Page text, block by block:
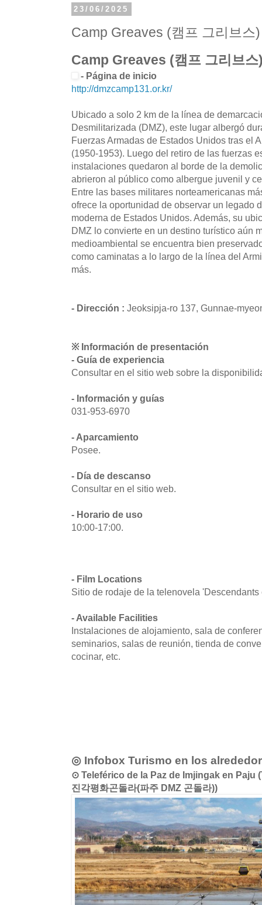
23/06/2025
Camp Greaves (캠프 그리브스)
Camp Greaves (캠프 그리브스
- Página de inicio
http://dmzcamp131.or.kr/
Ubicado a solo 2 km de la línea de
Desmilitarizada (DMZ), este lugar albergó
Fuerzas Armadas de Estados Unidos tras el
(1950-1953). Luego del retiro de las fuerzas
instalaciones quedaron al borde de la
abrieron al público como albergue juvenil y
Entre las bases militares norteamericanas
ofrece la oportunidad de observar un legado
moderna de Estados Unidos. Además, su
DMZ lo convierte en un destino turístico aún
medioambiental se encuentra bien
como caminatas a lo largo de la línea del
más.
- Dirección : Jeoksipja-ro 137, Gunnae-
※ Información de presentación
- Guía de experiencia
Consultar en el sitio web sobre la
- Información y guías
031-953-6970
- Aparcamiento
Posee.
- Día de descanso
Consultar en el sitio web.
- Horario de uso
10:00-17:00.
- Film Locations
Sitio de rodaje de la telenovela
- Available Facilities
Instalaciones de alojamiento, sala de
seminarios, salas de reunión, tienda de
cocinar, etc.
◎ Infobox Turismo en los
⊙ Teleférico de la Paz de Imjingak en Paju
진각평화곤돌라(파주 DMZ 곤돌라))